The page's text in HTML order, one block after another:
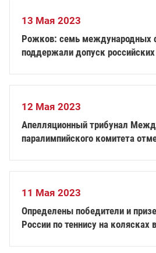
13 Мая 2023
Рожков: семь международных
поддержали допуск
12 Мая 2023
Апелляционный трибунал
паралимпийского комитета
11 Мая 2023
Определены победители и
России по теннису на колясках